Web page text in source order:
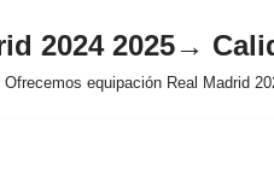
2024 2025→
equipación Real Madrid